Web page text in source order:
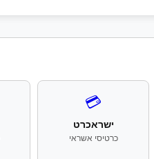
💳
ישראכרט
כרטיסי אשראי